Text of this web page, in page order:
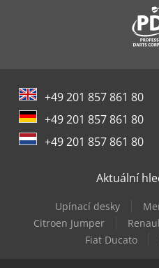
Toyota Landcruiser
Toyota Proace
Vw Crafter 35
+49 201 857 861 80
+49 201 857 861 80
+49 201 857 861 80
Aktuální
Upínací desky
Citroen Jumper
Fiat Ducato